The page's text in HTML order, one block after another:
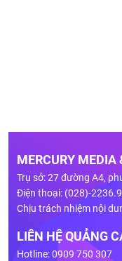
MERCURY MEDIA
Trụ sở: 27 đường A4,
Điện thoại: (028)-
Chịu trách nhiệm nội
LIÊN HỆ QUẢNG
Hotline: 0909 750 307